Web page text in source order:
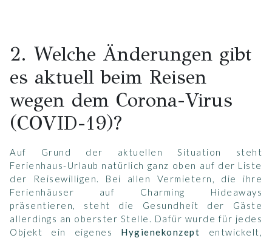
2. Welche Änderungen gibt
es aktuell beim Reisen
wegen dem Corona-Virus
(COVID-19)?
Auf Grund der aktuellen Situation steht
Ferienhaus-Urlaub natürlich ganz oben auf der Liste
der Reisewilligen. Bei allen Vermietern, die ihre
Ferienhäuser auf Charming Hideaways
präsentieren, steht die Gesundheit der Gäste
allerdings an oberster Stelle. Dafür wurde für jedes
Objekt ein eigenes Hygienekonzept entwickelt,